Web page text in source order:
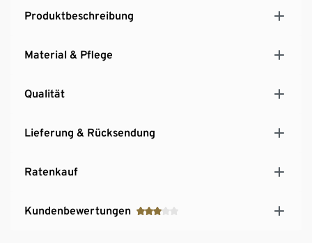
Produktbeschreibung
Material & Pflege
Qualität
Lieferung & Rücksendung
Ratenkauf
Kundenbewertungen